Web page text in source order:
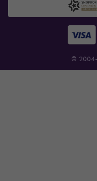
© 2004-